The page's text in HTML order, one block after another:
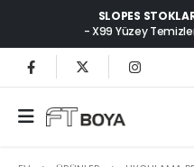
SLOPES
- X99 Yüzey